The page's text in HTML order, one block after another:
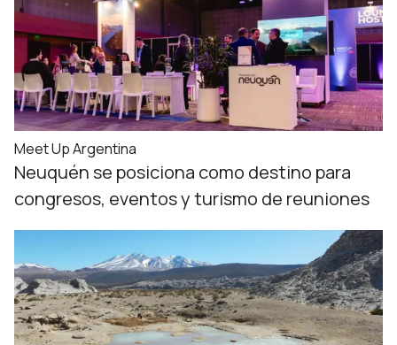
Meet Up Argentina
Neuquén se posiciona como destino para
congresos, eventos y turismo de reuniones